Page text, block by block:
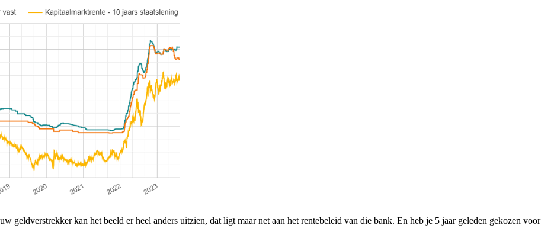
kan het beeld er heel anders uitzien, dat ligt maar net aan het rentebeleid van die bank. En heb je 5 jaar geleden gekozen voor